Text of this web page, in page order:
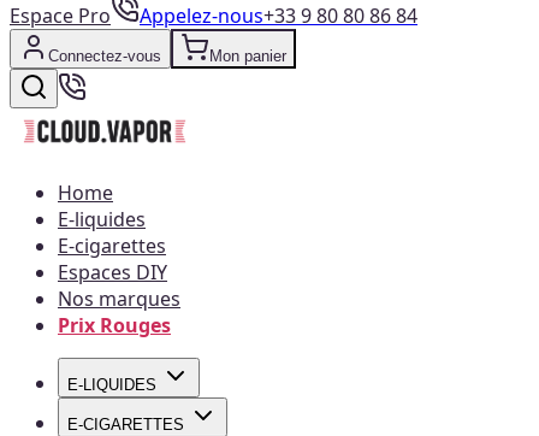
Espace Pro Appelez-nous+33 9 80 80 86 84
Connectez-vous Mon panier
Home
E-liquides
E-cigarettes
Espaces DIY
Nos marques
Prix Rouges
E-LIQUIDES
E-CIGARETTES